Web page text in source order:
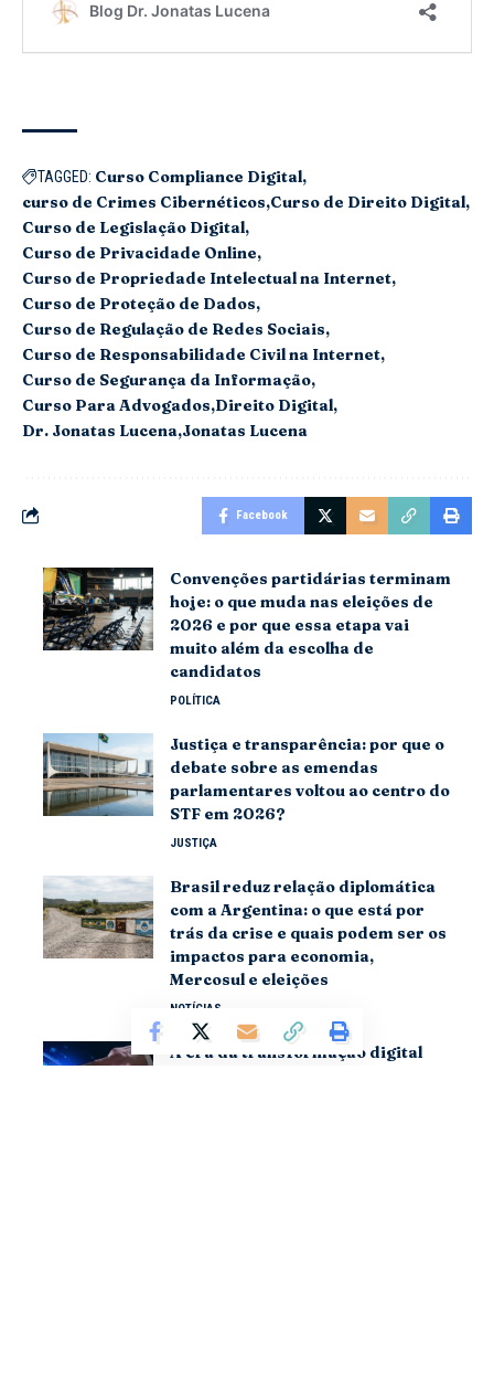
TAGGED: Curso Compliance Digital
curso de Crimes Cibernéticos Curso de Direito Digital
Curso de Legislação Digital
Curso de Privacidade Online
Curso de Propriedade Intelectual na Internet
Curso de Proteção de Dados
Curso de Regulação de Redes Sociais
Curso de Responsabilidade Civil na Internet
Curso de Segurança da Informação
Curso Para Advogados Direito Digital
Dr. Jonatas Lucena Jonatas Lucena
Facebook
Convenções partidárias terminam
hoje: o que muda nas eleições de
2026 e por que essa etapa vai
muito além da escolha de
candidatos
POLÍTICA
Justiça e transparência: por que o
debate sobre as emendas
parlamentares voltou ao centro do
STF em 2026?
JUSTIÇA
Brasil reduz relação diplomática
com a Argentina: o que está por
trás da crise e quais podem ser os
impactos para economia,
Mercosul e eleições
NOTÍCIAS
A era da transformação digital